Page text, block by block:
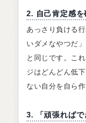
2. 自己肯定感
あっさり負ける
いダメなやつだ
と同じです。こ
ジはどんどん低
ない自分を自ら
3. 「頑張れば